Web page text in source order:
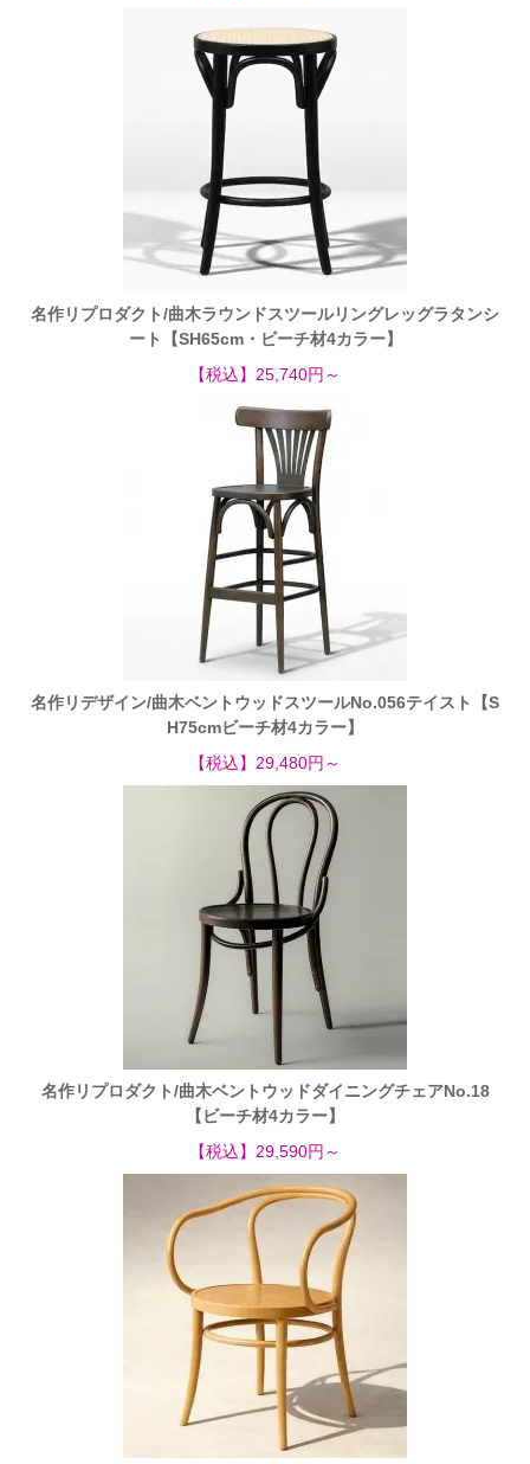
名作リプロダクト/曲木ラウンドスツールリングレッグラタンシ
ート【SH65cm・ビーチ材4カラー】
【税込】25,740円～
名作リデザイン/曲木ベントウッドスツールNo.056テイスト【S
H75cmビーチ材4カラー】
【税込】29,480円～
名作リプロダクト/曲木ベントウッドダイニングチェアNo.18
【ビーチ材4カラー】
【税込】29,590円～